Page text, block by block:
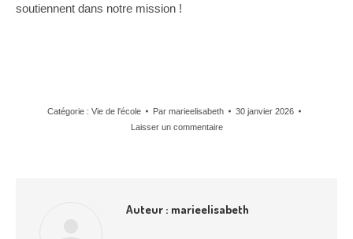
soutiennent dans notre mission !
Catégorie : Vie de l'école Par marieelisabeth
30 janvier 2026
Laisser un commentaire
Auteur : marieelisabeth